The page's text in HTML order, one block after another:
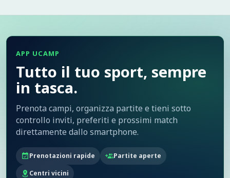
APP UCAMP
Tutto il tuo sport, sempre
in tasca.
Prenota campi, organizza partite e tieni sotto
controllo inviti, preferiti e prossimi match
direttamente dallo smartphone.
Prenotazioni rapide
Partite aperte
Centri vicini